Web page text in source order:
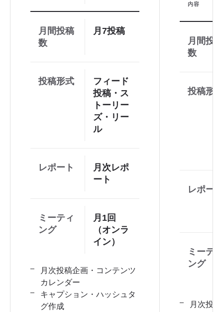
月間投稿
数
月7投稿
投稿形式
フィード
投稿・ス
トーリー
ズ・リー
ル
レポート
月次レポ
ート
ミーティ
ング
月1回
（オンラ
イン）
月次投稿企画・コンテンツ
カレンダー
キャプション・ハッシュタ
グ作成
内容
月間投稿
数
投稿形式
レポート
ミーティ
ング
月次投